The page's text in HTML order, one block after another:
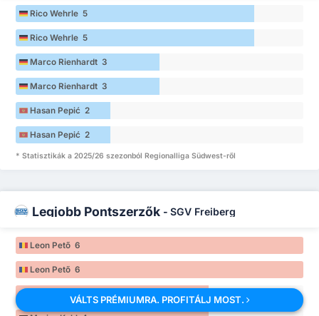
Rico Wehrle 5
Rico Wehrle 5
Marco Rienhardt 3
Marco Rienhardt 3
Hasan Pepić 2
Hasan Pepić 2
* Statisztikák a 2025/26 szezonból Regionalliga Südwest-ről
Legjobb Pontszerzők - SGV Freiberg
Leon Pető 6
Leon Pető 6
Marius Kohl 4
VÁLTS PRÉMIUMRA. PROFITÁLJ MOST.